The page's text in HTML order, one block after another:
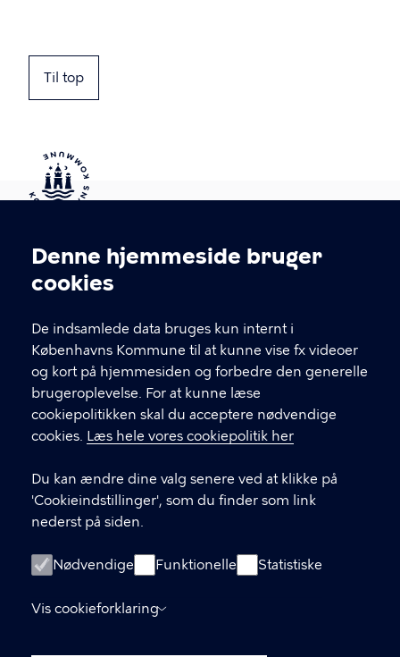
Cookieindstillinger
Denne hjemmeside bruger
cookies
De indsamlede data bruges kun internt i
Københavns Kommune til at kunne vise fx videoer
og kort på hjemmesiden og forbedre den generelle
brugeroplevelse. For at kunne læse
cookiepolitikken skal du acceptere nødvendige
cookies. Læs hele vores cookiepolitik her
Du kan ændre dine valg senere ved at klikke på
'Cookieindstillinger', som du finder som link
nederst på siden.
Nødvendige Funktionelle Statistiske
Vis cookieforklaring
Til top
Kontakt Københavns Kommune
T
fFind andre kontakter her
CVR-nummer64942212
GENVEJE
Digital Post
Databeskyttelse
Tilgængelighedserklæring
Om hjemmesiden